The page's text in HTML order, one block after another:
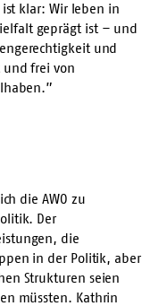
klar: Wir leben in
geprägt ist – und
und
und frei von
die AWO zu
Der
die
in der Politik, aber
Strukturen seien
müssten. Kathrin